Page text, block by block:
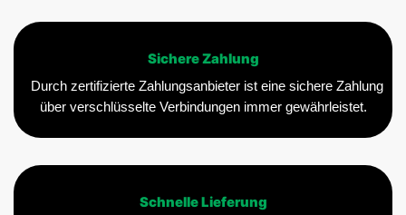
Sichere Zahlung
Durch zertifizierte Zahlungsanbieter ist eine sichere Zahlung
über verschlüsselte Verbindungen immer gewährleistet.
Schnelle Lieferung